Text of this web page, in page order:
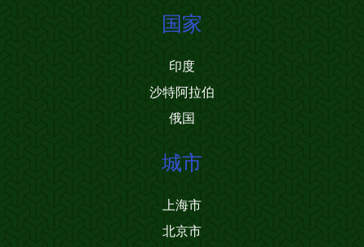
国家
印度
沙特阿拉伯
俄国
城市
上海市
北京市